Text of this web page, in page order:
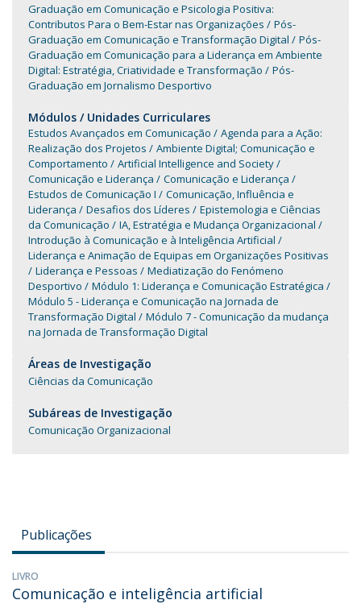
Graduação em Comunicação e Psicologia Positiva:
Contributos Para o Bem-Estar nas Organizações
Pós-
Graduação em Comunicação e Transformação Digital
Pós-
Graduação em Comunicação para a Liderança em Ambiente
Digital: Estratégia, Criatividade e Transformação
Pós-
Graduação em Jornalismo Desportivo
Módulos / Unidades Curriculares
Estudos Avançados em Comunicação
Agenda para a Ação:
Realização dos Projetos
Ambiente Digital; Comunicação e
Comportamento
Artificial Intelligence and Society
Comunicação e Liderança
Comunicação e Liderança
Estudos de Comunicação I
Comunicação, Influência e
Liderança
Desafios dos Líderes
Epistemologia e Ciências
da Comunicação
IA, Estratégia e Mudança Organizacional
Introdução à Comunicação e à Inteligência Artificial
Liderança e Animação de Equipas em Organizações Positivas
Liderança e Pessoas
Mediatização do Fenómeno
Desportivo
Módulo 1: Liderança e Comunicação Estratégica
Módulo 5 - Liderança e Comunicação na Jornada de
Transformação Digital
Módulo 7 - Comunicação da mudança
na Jornada de Transformação Digital
Áreas de Investigação
Ciências da Comunicação
Subáreas de Investigação
Comunicação Organizacional
Publicações
LIVRO
Comunicação e inteligência artificial